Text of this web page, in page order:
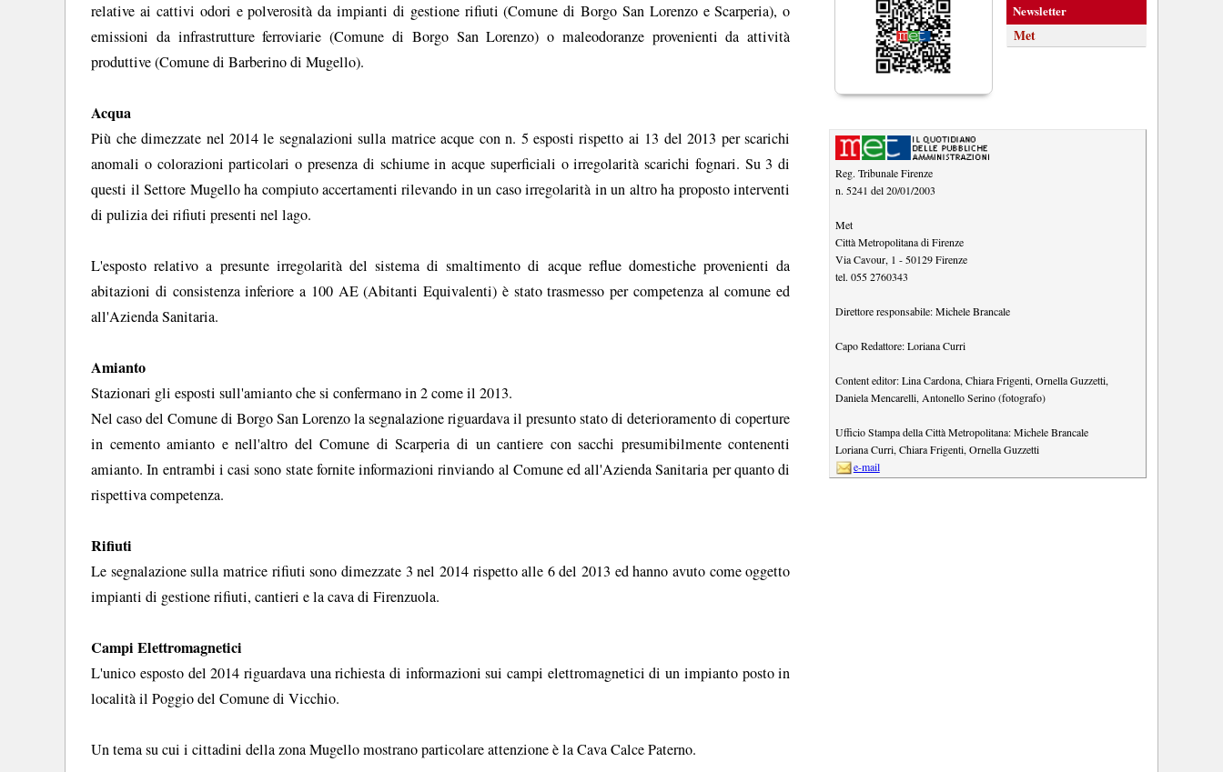
relative ai cattivi odori e polverosità da impianti di gestione rifiuti (Comune di Borgo San Lorenzo e Scarperia), o
emissioni da infrastrutture ferroviarie (Comune di Borgo San Lorenzo) o maleodoranze provenienti da attività
produttive (Comune di Barberino di Mugello).
Acqua
Più che dimezzate nel 2014 le segnalazioni sulla matrice acque con n. 5 esposti rispetto ai 13 del 2013 per scarichi
anomali o colorazioni particolari o presenza di schiume in acque superficiali o irregolarità scarichi fognari. Su 3 di
questi il Settore Mugello ha compiuto accertamenti rilevando in un caso irregolarità in un altro ha proposto interventi
di pulizia dei rifiuti presenti nel lago.
L'esposto relativo a presunte irregolarità del sistema di smaltimento di acque reflue domestiche provenienti da
abitazioni di consistenza inferiore a 100 AE (Abitanti Equivalenti) è stato trasmesso per competenza al comune ed
all'Azienda Sanitaria.
Amianto
Stazionari gli esposti sull'amianto che si confermano in 2 come il 2013.
Nel caso del Comune di Borgo San Lorenzo la segnalazione riguardava il presunto stato di deterioramento di coperture
in cemento amianto e nell'altro del Comune di Scarperia di un cantiere con sacchi presumibilmente contenenti
amianto. In entrambi i casi sono state fornite informazioni rinviando al Comune ed all'Azienda Sanitaria per quanto di
rispettiva competenza.
Rifiuti
Le segnalazione sulla matrice rifiuti sono dimezzate 3 nel 2014 rispetto alle 6 del 2013 ed hanno avuto come oggetto
impianti di gestione rifiuti, cantieri e la cava di Firenzuola.
Campi Elettromagnetici
L'unico esposto del 2014 riguardava una richiesta di informazioni sui campi elettromagnetici di un impianto posto in
località il Poggio del Comune di Vicchio.
Un tema su cui i cittadini della zona Mugello mostrano particolare attenzione è la Cava Calce Paterno.
Newsletter
Met
Reg. Tribunale Firenze
n. 5241 del 20/01/2003
Met
Città Metropolitana di Firenze
Via Cavour, 1 - 50129 Firenze
tel. 055 2760343
Direttore responsabile:Michele Brancale
Capo Redattore:Loriana Curri
Content editor:Lina Cardona, Chiara Frigenti, Ornella Guzzetti,
Daniela Mencarelli, Antonello Serino (fotografo)
Ufficio Stampa della Città Metropolitana:Michele Brancale
Loriana Curri, Chiara Frigenti, Ornella Guzzetti
e-mail